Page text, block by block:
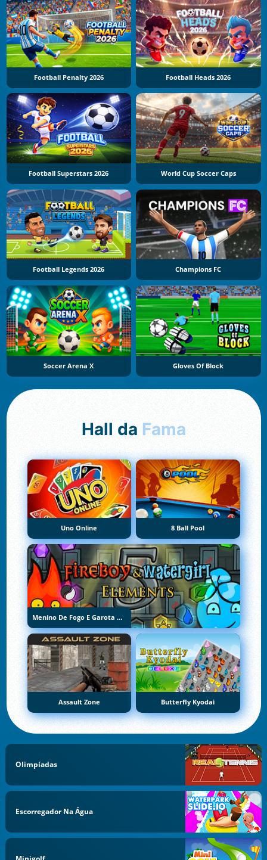
Football Penalty 2026 Football Heads 2026
Football Superstars 2026 World Cup Soccer Caps
Football Legends 2026 Champions FC
Soccer Arena X Gloves Of Block
Hall da Fama
Uno Online 8 Ball Pool
Menino De Fogo E Garota De Água 5: Elementos
Assault Zone Butterfly Kyodai
Olimpíadas
Escorregador Na Água